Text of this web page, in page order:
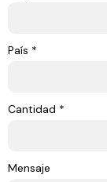
País *
Cantidad *
Mensaje